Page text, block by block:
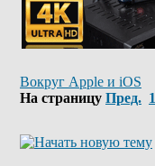
Вокруг Apple и iOS
На страницу Пред. 1